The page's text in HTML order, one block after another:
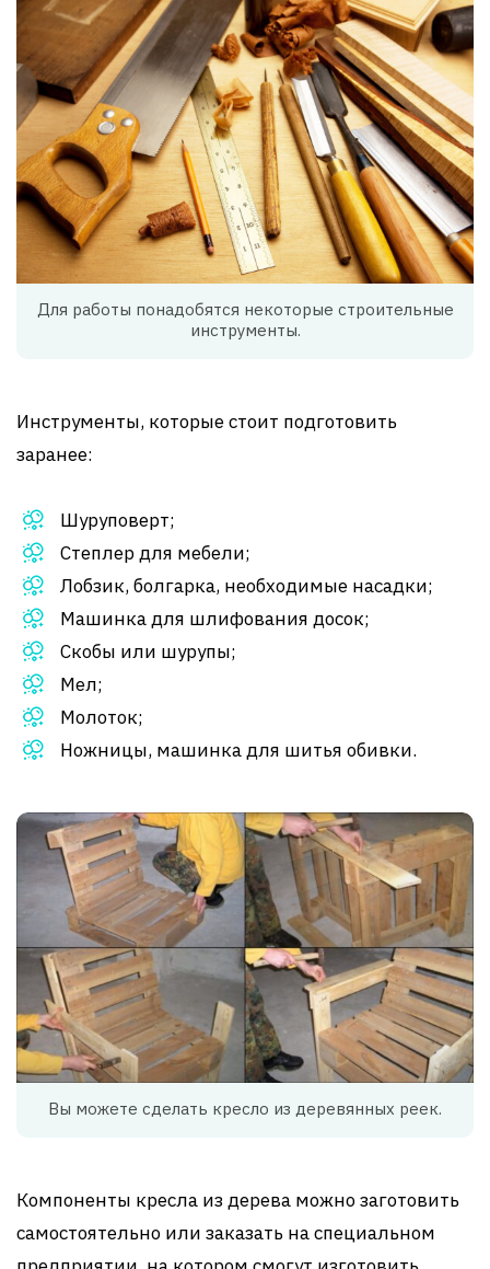
Для работы понадобятся некоторые строительные
инструменты.
Инструменты, которые стоит подготовить
заранее:
Шуруповерт;
Степлер для мебели;
Лобзик, болгарка, необходимые насадки;
Машинка для шлифования досок;
Скобы или шурупы;
Мел;
Молоток;
Ножницы, машинка для шитья обивки.
Вы можете сделать кресло из деревянных реек.
Компоненты кресла из дерева можно заготовить
самостоятельно или заказать на специальном